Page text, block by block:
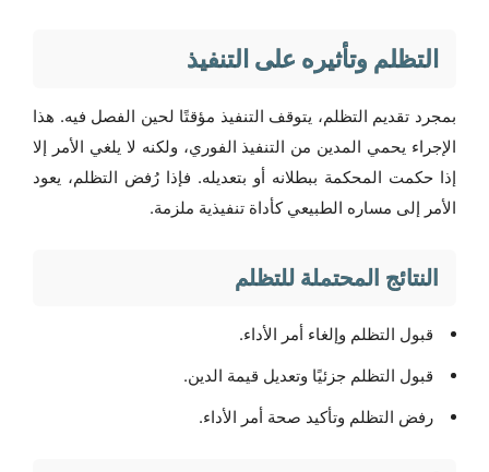
التظلم وتأثيره على التنفيذ
بمجرد تقديم التظلم، يتوقف التنفيذ مؤقتًا لحين الفصل فيه. هذا
الإجراء يحمي المدين من التنفيذ الفوري، ولكنه لا يلغي الأمر إلا
إذا حكمت المحكمة ببطلانه أو بتعديله. فإذا رُفض التظلم، يعود
الأمر إلى مساره الطبيعي كأداة تنفيذية ملزمة.
النتائج المحتملة للتظلم
قبول التظلم وإلغاء أمر الأداء.
قبول التظلم جزئيًا وتعديل قيمة الدين.
رفض التظلم وتأكيد صحة أمر الأداء.